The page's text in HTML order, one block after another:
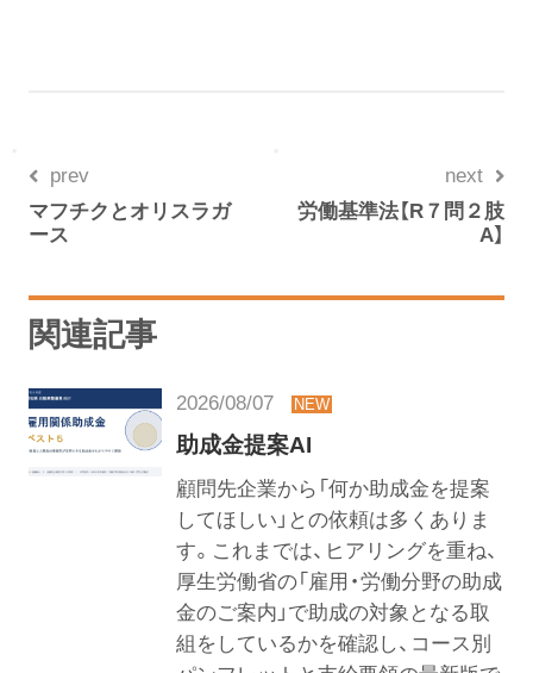
prev
マフチクとオリスラガ
ース
next
労働基準法【R７問２肢
A】
関連記事
2026/08/07
助成金提案AI
顧問先企業から「何か助成金を提案
してほしい」との依頼は多くありま
す。これまでは、ヒアリングを重ね、
厚生労働省の「雇用・労働分野の助成
金のご案内」で助成の対象となる取
組をしているかを確認し、コース別